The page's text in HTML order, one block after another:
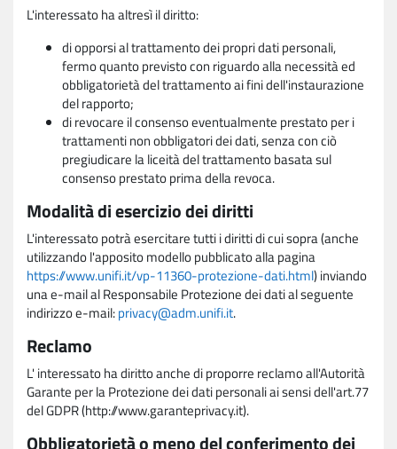
L'interessato ha altresì il diritto:
di opporsi al trattamento dei propri dati personali,
fermo quanto previsto con riguardo alla necessità ed
obbligatorietà del trattamento ai fini dell'instaurazione
del rapporto;
di revocare il consenso eventualmente prestato per i
trattamenti non obbligatori dei dati, senza con ciò
pregiudicare la liceità del trattamento basata sul
consenso prestato prima della revoca.
Modalità di esercizio dei diritti
L'interessato potrà esercitare tutti i diritti di cui sopra (anche
utilizzando l'apposito modello pubblicato alla pagina
https://www.unifi.it/vp-11360-protezione-dati.html) inviando
una e-mail al Responsabile Protezione dei dati al seguente
indirizzo e-mail:privacy@adm.unifi.it.
Reclamo
L' interessato ha diritto anche di proporre reclamo all'Autorità
Garante per la Protezione dei dati personali ai sensi dell'art.77
del GDPR (http://www.garanteprivacy.it).
Obbligatorietà o meno del conferimento dei